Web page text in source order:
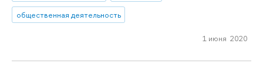
общественная деятельность
1 июня 2020